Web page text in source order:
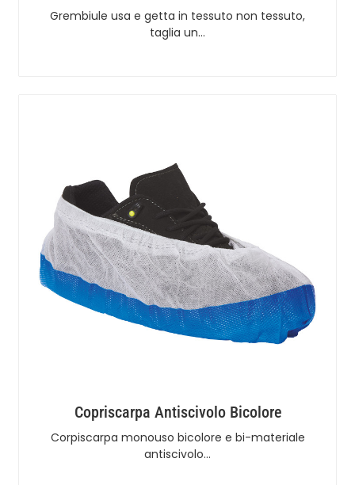
Grembiule usa e getta in tessuto non tessuto,
taglia un…
Copriscarpa Antiscivolo Bicolore
Corpiscarpa monouso bicolore e bi-materiale
antiscivolo…